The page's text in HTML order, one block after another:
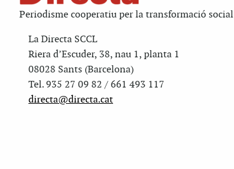
Periodisme cooperatiu per la transformació social
La Directa SCCL
Riera d’Escuder, 38, nau 1, planta 1
08028 Sants (Barcelona)
Tel. 935 27 09 82 / 661 493 117
directa@directa.cat